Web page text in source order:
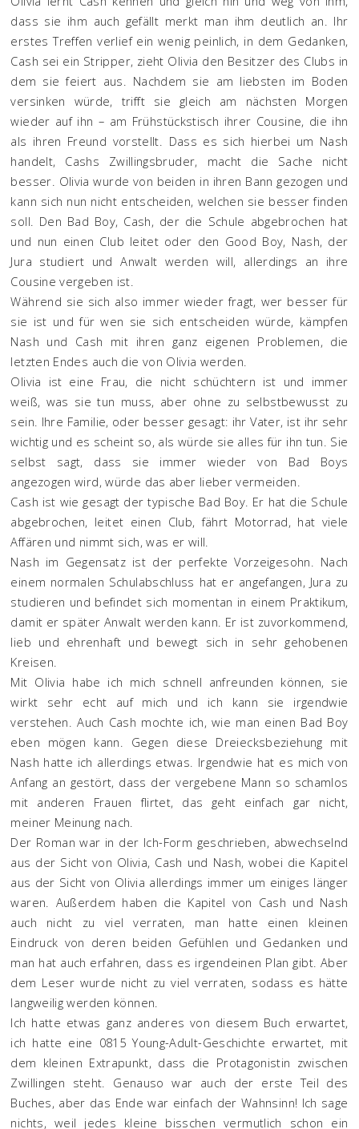
dass sie ihm auch gefällt merkt man ihm deutlich an. Ihr
erstes Treffen verlief ein wenig peinlich, in dem Gedanken,
Cash sei ein Stripper, zieht Olivia den Besitzer des Clubs in
dem sie feiert aus. Nachdem sie am liebsten im Boden
versinken würde, trifft sie gleich am nächsten Morgen
wieder auf ihn – am Frühstückstisch ihrer Cousine, die ihn
als ihren Freund vorstellt. Dass es sich hierbei um Nash
handelt, Cashs Zwillingsbruder, macht die Sache nicht
besser. Olivia wurde von beiden in ihren Bann gezogen und
kann sich nun nicht entscheiden, welchen sie besser finden
soll. Den Bad Boy, Cash, der die Schule abgebrochen hat
und nun einen Club leitet oder den Good Boy, Nash, der
Jura studiert und Anwalt werden will, allerdings an ihre
Cousine vergeben ist.
Während sie sich also immer wieder fragt, wer besser für
sie ist und für wen sie sich entscheiden würde, kämpfen
Nash und Cash mit ihren ganz eigenen Problemen, die
letzten Endes auch die von Olivia werden.
Olivia ist eine Frau, die nicht schüchtern ist und immer
weiß, was sie tun muss, aber ohne zu selbstbewusst zu
sein. Ihre Familie, oder besser gesagt: ihr Vater, ist ihr sehr
wichtig und es scheint so, als würde sie alles für ihn tun. Sie
selbst sagt, dass sie immer wieder von Bad Boys
angezogen wird, würde das aber lieber vermeiden.
Cash ist wie gesagt der typische Bad Boy. Er hat die Schule
abgebrochen, leitet einen Club, fährt Motorrad, hat viele
Affären und nimmt sich, was er will.
Nash im Gegensatz ist der perfekte Vorzeigesohn. Nach
einem normalen Schulabschluss hat er angefangen, Jura zu
studieren und befindet sich momentan in einem Praktikum,
damit er später Anwalt werden kann. Er ist zuvorkommend,
lieb und ehrenhaft und bewegt sich in sehr gehobenen
Kreisen.
Mit Olivia habe ich mich schnell anfreunden können, sie
wirkt sehr echt auf mich und ich kann sie irgendwie
verstehen. Auch Cash mochte ich, wie man einen Bad Boy
eben mögen kann. Gegen diese Dreiecksbeziehung mit
Nash hatte ich allerdings etwas. Irgendwie hat es mich von
Anfang an gestört, dass der vergebene Mann so schamlos
mit anderen Frauen flirtet, das geht einfach gar nicht,
meiner Meinung nach.
Der Roman war in der Ich-Form geschrieben, abwechselnd
aus der Sicht von Olivia, Cash und Nash, wobei die Kapitel
aus der Sicht von Olivia allerdings immer um einiges länger
waren. Außerdem haben die Kapitel von Cash und Nash
auch nicht zu viel verraten, man hatte einen kleinen
Eindruck von deren beiden Gefühlen und Gedanken und
man hat auch erfahren, dass es irgendeinen Plan gibt. Aber
dem Leser wurde nicht zu viel verraten, sodass es hätte
langweilig werden können.
Ich hatte etwas ganz anderes von diesem Buch erwartet,
ich hatte eine 0815 Young-Adult-Geschichte erwartet, mit
dem kleinen Extrapunkt, dass die Protagonistin zwischen
Zwillingen steht. Genauso war auch der erste Teil des
Buches, aber das Ende war einfach der Wahnsinn! Ich sage
nichts, weil jedes kleine bisschen vermutlich schon ein